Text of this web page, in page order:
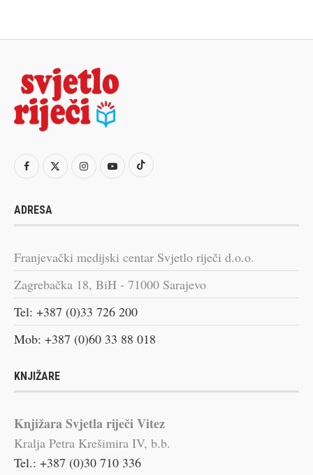
ADRESA
Franjevački medijski centar Svjetlo riječi d.o.o.
Zagrebačka 18, BiH - 71000 Sarajevo
Tel: +387 (0)33 726 200
Mob: +387 (0)60 33 88 018
KNJIŽARE
Knjižara Svjetla riječi Vitez
Kralja Petra Krešimira IV, b.b.
Tel.: +387 (0)30 710 336